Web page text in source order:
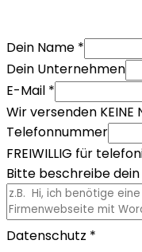
Dein Name *
Dein Unternehmen
E-Mail *
Wir versenden
Telefonnummer
FREIWILLIG für
Bitte beschreibe
Datenschutz *